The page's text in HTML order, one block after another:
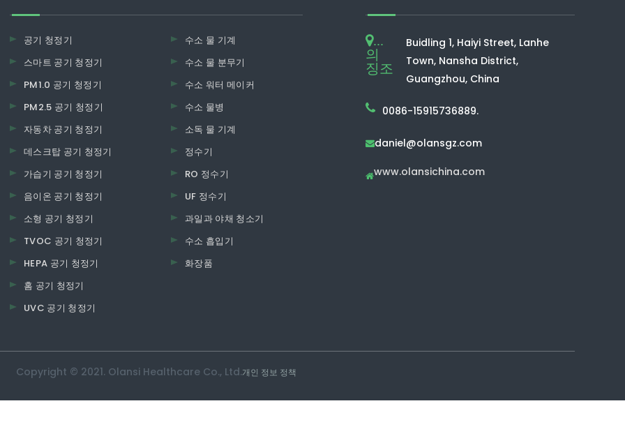
공기 청정기
스마트 공기 청정기
PM1.0 공기 청정기
PM2.5 공기 청정기
자동차 공기 청정기
데스크탑 공기 청정기
가습기 공기 청정기
음이온 공기 청정기
소형 공기 청정기
TVOC 공기 청정기
HEPA 공기 청정기
홈 공기 청정기
UVC 공기 청정기
수소 물 기계
수소 물 분무기
수소 워터 메이커
수소 물병
소독 물 기계
정수기
RO 정수기
UF 정수기
과일과 야채 청소기
수소 흡입기
화장품
...
의
징조
Buidling 1, Haiyi Street, Lanhe
Town, Nansha District,
Guangzhou, China
0086-15915736889.
daniel@olansgz.com
www.olansichina.com
Copyright © 2021. Olansi Healthcare Co., Ltd.개인 정보 정책